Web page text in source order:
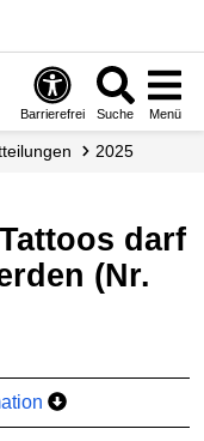
Barrierefrei Suche Menü
2025
(Nr.